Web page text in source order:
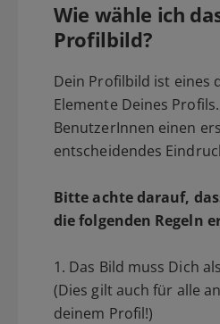
Wie wähle ich
Profilbild?
Dein Profilbild ist eines
Elemente Deines
BenutzerInnen einen
entscheidendes
Bitte achte darauf,
die folgenden Regeln
1. Das Bild muss Dich
(Dies gilt auch für alle
deinem Profil!)